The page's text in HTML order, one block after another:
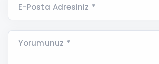
E-Posta Adresiniz *
Yorumunuz *